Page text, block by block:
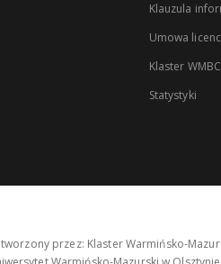
Klauzula
Umowa
Klaster WMBC
Statystyki
tworzony przez: Klaster Warmińsko-